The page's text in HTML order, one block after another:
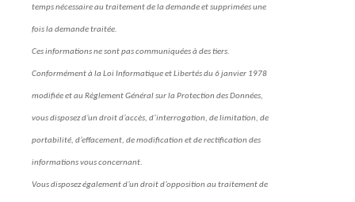
temps nécessaire au traitement de la demande et supprimées une
fois la demande traitée.
Ces informations ne sont pas communiquées à des tiers.
Conformément à la Loi Informatique et Libertés du 6 janvier 1978
modifiée et au Règlement Général sur la Protection des Données,
vous disposez d’un droit d’accès, d’interrogation, de limitation, de
portabilité, d’effacement, de modification et de rectification des
informations vous concernant.
Vous disposez également d’un droit d’opposition au traitement de